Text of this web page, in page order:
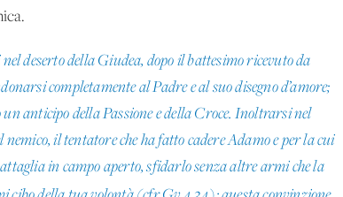
deserto della Giudea, dopo il battesimo ricevuto da
completamente al Padre e al suo disegno d’amore;
un anticipo della Passione e della Croce. Inoltrarsi nel
il tentatore che ha fatto cadere Adamo e per la cui
in campo aperto, sfidarlo senza altre armi che la